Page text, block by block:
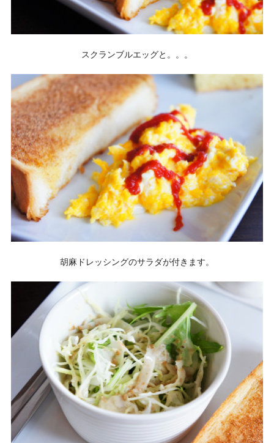
スクランブルエッグと。。。
胡麻ドレッシングのサラダが付きます。